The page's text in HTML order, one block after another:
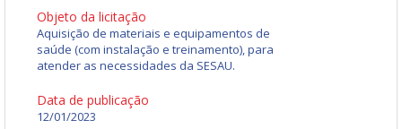
Objeto da licitação
Aquisição de materiais e equipamentos de
saúde (com instalação e treinamento), para
atender as necessidades da SESAU.
Data de publicação
12/01/2023